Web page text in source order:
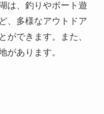
は、釣りやボート遊
、多様なアウトドア
ができます。また、
があります。